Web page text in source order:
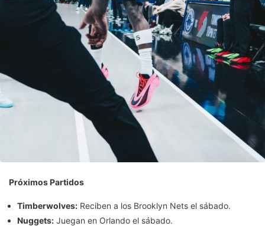
Próximos Partidos
Timberwolves: Reciben a los Brooklyn Nets el sábado.
Nuggets: Juegan en Orlando el sábado.